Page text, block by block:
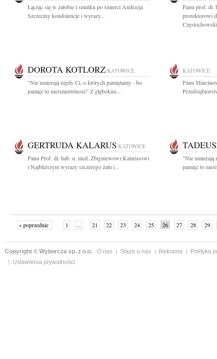
Łącząc się w żałobie i smutku po śmierci Andrzeja
Szczeciny kondolencje i wyrazy...
Panu prof. dr.
prorektorowi
DOROTA KOTLORZ KATOWICE
"Nie umierają nigdy Ci, o których pamiętamy - bo
pamięć to nieśmiertelność" Z głębokim...
KATOWICE
Panu
GERTRUDA KALARUS KATOWICE
Panu Prof. dr. hab. n. med. Zbigniewowi Kalarusowi
i Najbliższym wyrazy szczerego żalu i...
"Nie umierają
pamięć to
« poprzednie 1 ... 21 22 23 24 25 26 27 28
29
Copyright © Wyborcza sp. z o.o. O nas Staże u nas Reklama
Polityka
Ustawienia prywatności